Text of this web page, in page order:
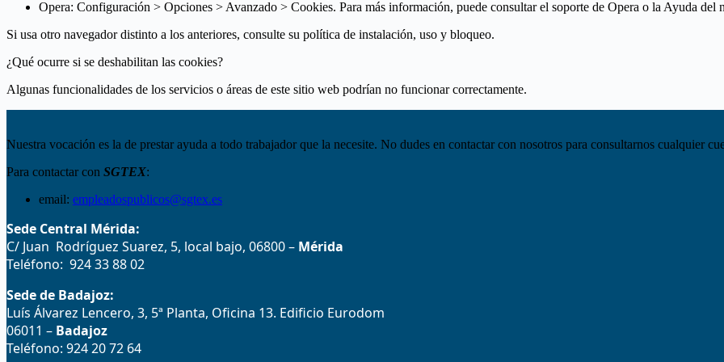
Opera: Configuración > Opciones > Avanzado > Cookies. Para más información, puede consultar el soporte de Opera o la Ayuda del
Si usa otro navegador distinto a los anteriores, consulte su política de instalación, uso y bloqueo.
¿Qué ocurre si se deshabilitan las cookies?
Algunas funcionalidades de los servicios o áreas de este sitio web podrían no funcionar correctamente.
Nuestra vocación es la de prestar ayuda a todo trabajador que la necesite. No dudes en contactar con nosotros para consultarnos cualquier
Para contactar con SGTEX:
email: empleadospublicos@sgtex.es
Sede Central Mérida:
C/ Juan Rodríguez Suarez, 5, local bajo, 06800 – Mérida
Teléfono: 924 33 88 02
Sede de Badajoz:
Luís Álvarez Lencero, 3, 5ª Planta, Oficina 13. Edificio Eurodom
06011 – Badajoz
Teléfono: 924 20 72 64